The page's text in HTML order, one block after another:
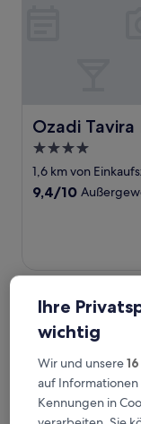
Ozadi
Ozadi Tavira
4.0-
Sterne-
Unterkunft
1,6 km von
9.4
9,4/10
Ihre
wichtig
Wir und unsere16
auf Informationen
Kennungen in